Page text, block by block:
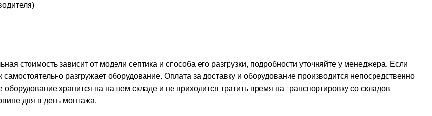
стоимость зависит от модели септика и способа его разгрузки, подробности уточняйте у менеджера. Если
разгружает оборудование. Оплата за доставку и оборудование производится непосредственно
хранится на нашем складе и не приходится тратить время на транспортировку со складов
дня в день монтажа.